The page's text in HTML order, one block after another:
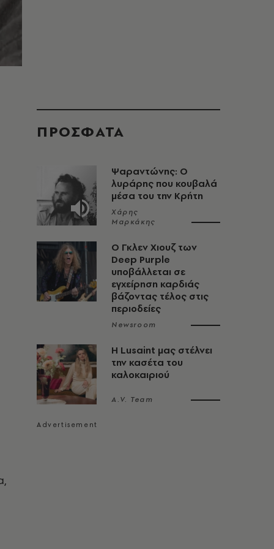
ΠΡΟΣΦΑΤΑ
Ψαραντώνης: Ο
λυράρης που κουβαλά
μέσα του την Κρήτη
Χάρης
Μαρκάκης
O Γκλεν Χιουζ των
Deep Purple
υποβάλλεται σε
εγχείρηση καρδιάς
βάζοντας τέλος στις
περιοδείες
Newsroom
Η Lusaint μας στέλνει
την κασέτα του
καλοκαιριού
A.V. Team